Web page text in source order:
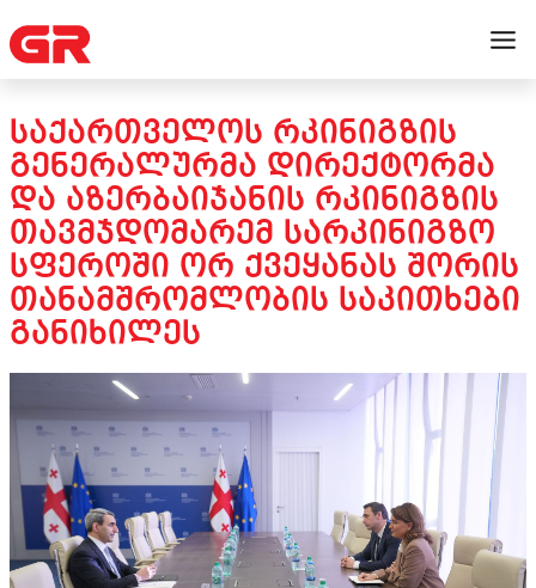
ᲡᲐᲥᲐᲠᲗᲕᲔᲚᲝᲡ ᲠᲙᲘᲜᲘᲒᲖᲘᲡ
ᲒᲔᲜᲔᲠᲐᲚᲣᲠᲛᲐ ᲓᲘᲠᲔᲥᲢᲝᲠᲛᲐ
ᲓᲐ ᲐᲖᲔᲠᲑᲐᲘᲯᲐᲜᲘᲡ ᲠᲙᲘᲜᲘᲒᲖᲘᲡ
ᲗᲐᲕᲛᲯᲓᲝᲛᲐᲠᲔᲛ ᲡᲐᲠᲙᲘᲜᲘᲒᲖᲝ
ᲡᲤᲔᲠᲝᲨᲘ ᲝᲠ ᲥᲕᲔᲧᲐᲜᲐᲡ ᲨᲝᲠᲘᲡ
ᲗᲐᲜᲐᲛᲨᲠᲝᲛᲚᲝᲑᲘᲡ ᲡᲐᲙᲘᲗᲮᲔᲑᲘ
ᲒᲐᲜᲘᲮᲘᲚᲔᲡ